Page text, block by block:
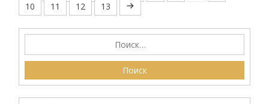
10
11 12 13